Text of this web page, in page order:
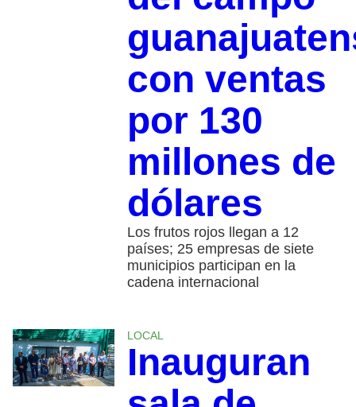
con ventas
por 130
millones de
dólares
Los frutos rojos llegan a 12
países; 25 empresas de siete
municipios participan en la
cadena internacional
LOCAL
Inauguran